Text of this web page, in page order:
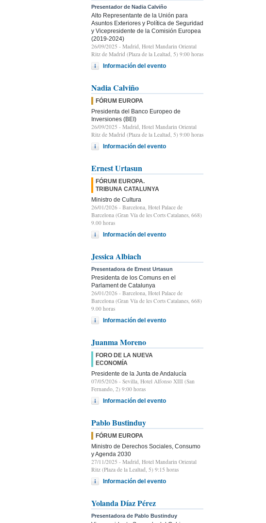
Presentador de Nadia Calviño
Alto Representante de la Unión para
Asuntos Exteriores y Política de Seguridad
y Vicepresidente de la Comisión Europea
(2019-2024)
26/09/2025 - Madrid, Hotel Mandarin Oriental
Ritz de Madrid (Plaza de la Lealtad, 5) 9:00 horas
Información del evento
Nadia Calviño
FÓRUM EUROPA
Presidenta del Banco Europeo de
Inversiones (BEI)
26/09/2025 - Madrid, Hotel Mandarin Oriental
Ritz de Madrid (Plaza de la Lealtad, 5) 9:00 horas
Información del evento
Ernest Urtasun
FÓRUM EUROPA.
TRIBUNA CATALUNYA
Ministro de Cultura
26/01/2026 - Barcelona, Hotel Palace de
Barcelona (Gran Vía de les Corts Catalanes, 668)
9.00 horas
Información del evento
Jessica Albiach
Presentadora de Ernest Urtasun
Presidenta de los Comuns en el
Parlament de Catalunya
26/01/2026 - Barcelona, Hotel Palace de
Barcelona (Gran Vía de les Corts Catalanes, 668)
9.00 horas
Información del evento
Juanma Moreno
FORO DE LA NUEVA
ECONOMÍA
Presidente de la Junta de Andalucía
07/05/2026 - Sevilla, Hotel Alfonso XIII (San
Fernando, 2) 9:00 horas
Información del evento
Pablo Bustinduy
FÓRUM EUROPA
Ministro de Derechos Sociales, Consumo
y Agenda 2030
27/11/2025 - Madrid, Hotel Mandarin Oriental
Ritz (Plaza de la Lealtad, 5) 9:15 horas
Información del evento
Yolanda Díaz Pérez
Presentadora de Pablo Bustinduy